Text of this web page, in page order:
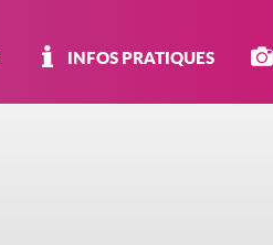
INFOS PRATIQUES